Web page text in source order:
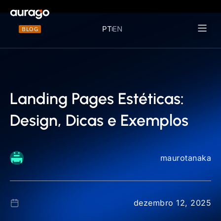
BLOG PTEN
Landing Pages Estéticas:
Design, Dicas e Exemplos
maurotanaka
dezembro 12, 2025